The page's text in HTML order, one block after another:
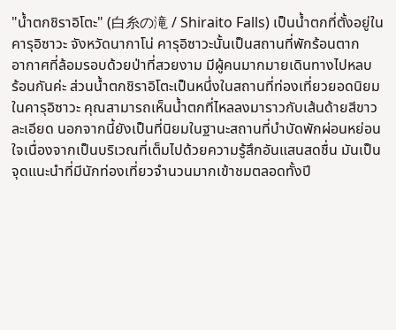
"น้ำตกชิราอิโตะ" (白糸の滝 / Shiraito Falls) เป็นน้ำตกที่ตั้งอยู่ใน
คารุอิซาวะ จังหวัดนากาโน่ คารุอิซาวะนั้นเป็นสถานที่พักร้อนตาก
อากาศที่ล้อมรอบด้วยป่าที่สวยงาม มีผู้คนมากมายเดินทางไปหลบ
ร้อนกันค่ะ ส่วนน้ำตกชิราอิโตะเป็นหนึ่งในสถานที่ท่องเที่ยวยอดนิยม
ในคารุอิซาวะ คุณสามารถเห็นน้ำตกที่ไหลลงมาราวกับเส้นด้ายสีขาว
ละเอียด นอกจากนี้ยังเป็นที่นิยมในฐานะสถานที่บำบัดพักผ่อนหย่อน
ใจเนื่องจากเป็นบริเวณที่เต็มไปด้วยความรู้สึกอันแสนสดชื่น มันเป็น
จุดแนะนำที่มีนักท่องเที่ยวจำนวนมากเข้าชมตลอดทั้งปี